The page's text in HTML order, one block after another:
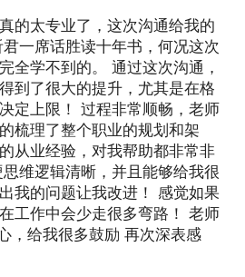
的太专业了，这次沟通给我的
一席话胜读十年书，何况这次
全学不到的。 通过这次沟通，
到了很大的提升，尤其是在格
定上限！ 过程非常顺畅，老师
梳理了整个职业的规划和架
从业经验，对我帮助都非常非
维逻辑清晰，并且能够给我很
我的问题让我改进！ 感觉如果
工作中会少走很多弯路！ 老师
，给我很多鼓励 再次深表感